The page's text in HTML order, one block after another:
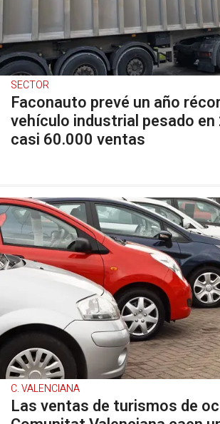
SECTOR
Faconauto prevé un año
vehículo industrial pesado
casi 60.000 ventas
C. VALENCIANA
Las ventas de turismos de